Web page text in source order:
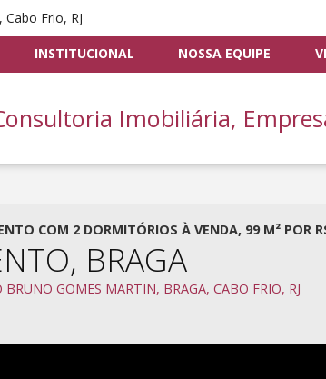
Frio, RJ
INSTITUCIONAL NOSSA EQUIPE
Imobiliária,
COM 2 DORMITÓRIOS À VENDA, 99 M² POR
BRAGA
BRUNO GOMES MARTIN, BRAGA, CABO FRIO, RJ